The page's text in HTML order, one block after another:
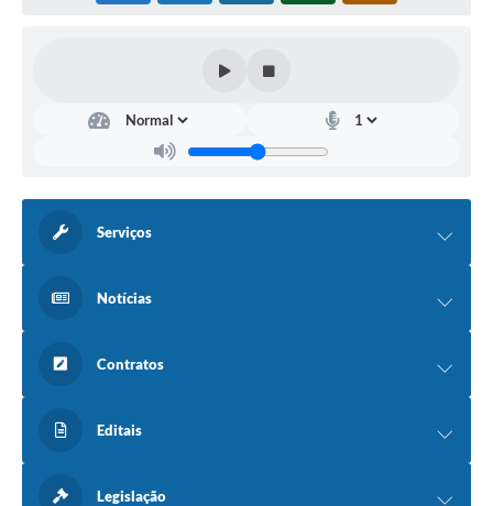
Serviços
Notícias
Contratos
Editais
Legislação